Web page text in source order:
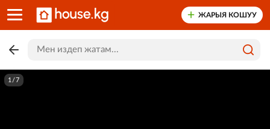
ЖАРЫЯ КОШУУ
1/7